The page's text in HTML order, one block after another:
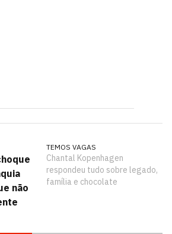
não
TEMOS VAGAS
Chantal Kopenhagen
respondeu tudo sobre legado,
família e chocolate